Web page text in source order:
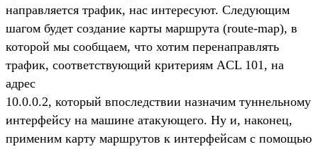
направляется трафик, нас интересуют. Следующим
шагом будет создание карты маршрута (route-map), в
которой мы сообщаем, что хотим перенаправлять
трафик, соответствующий критериям ACL 101, на
адрес
10.0.0.2, который впоследствии назначим туннельному
интерфейсу на машине атакующего. Ну и, наконец,
применим карту маршрутов к интерфейсам с помощью